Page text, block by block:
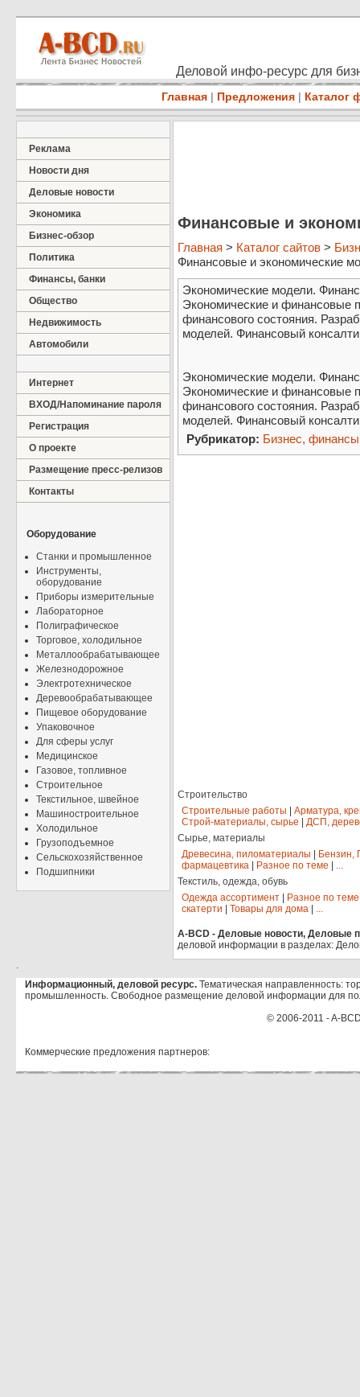
Деловой инфо-ресурс для
Главная | Предложения | Каталог
Реклама
Новости дня
Деловые новости
Экономика
Бизнес-обзор
Политика
Финансы, банки
Общество
Недвижимость
Автомобили
Интернет
ВХОД/Напоминание пароля
Регистрация
О проекте
Размещение пресс-релизов
Контакты
Оборудование
Станки и промышленное
Инструменты,
оборудование
Приборы измерительные
Лабораторное
Полиграфическое
Торговое, холодильное
Металлообрабатывающее
Железнодорожное
Электротехническое
Деревообрабатывающее
Пищевое оборудование
Упаковочное
Для сферы услуг
Медицинское
Газовое, топливное
Строительное
Текстильное, швейное
Машиностроительное
Холодильное
Грузоподъемное
Сельскохозяйственное
Подшипники
Финансовые и
Главная > Каталог сайтов >
Финансовые и экономические
Экономические модели.
Экономические и финансовые
финансового состояния.
моделей. Финансовый
Экономические модели.
Экономические и финансовые
финансового состояния.
моделей. Финансовый
Рубрикатор: Бизнес, финансы
Строительство
Строительные работы
Арматура,
Строй-материалы, сырье
ДСП,
Сырье, материалы
Древесина, пиломатериалы
Бензин,
фармацевтика
Разное по теме
...
Текстиль, одежда, обувь
Одежда ассортимент
Разное по теме
скатерти
Товары для дома ...
A-BCD - Деловые новости, Деловые
деловой информации в разделах:
.
Информационный, деловой ресурс. Тематическая направленность:
промышленность. Свободное размещение деловой информации для
© 2006-2011 - A-
Коммерческие предложения партнеров: